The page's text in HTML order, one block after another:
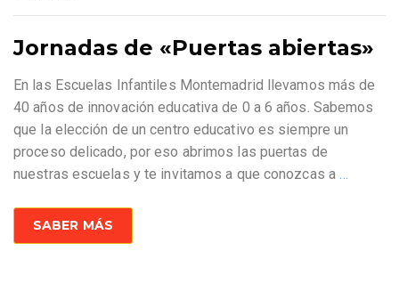
Jornadas de «Puertas abiertas»
En las Escuelas Infantiles Montemadrid llevamos más de
40 años de innovación educativa de 0 a 6 años. Sabemos
que la elección de un centro educativo es siempre un
proceso delicado, por eso abrimos las puertas de
nuestras escuelas y te invitamos a que conozcas a…
SABER MÁS